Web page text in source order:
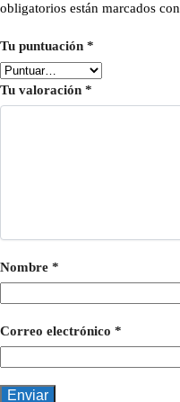
obligatorios están marcados con
Tu puntuación *
Tu valoración *
Nombre *
Correo electrónico *